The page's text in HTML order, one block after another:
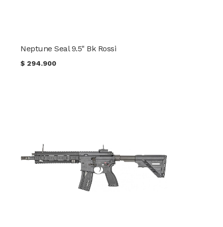
Neptune Seal 9.5" Bk Rossi
$ 294.900